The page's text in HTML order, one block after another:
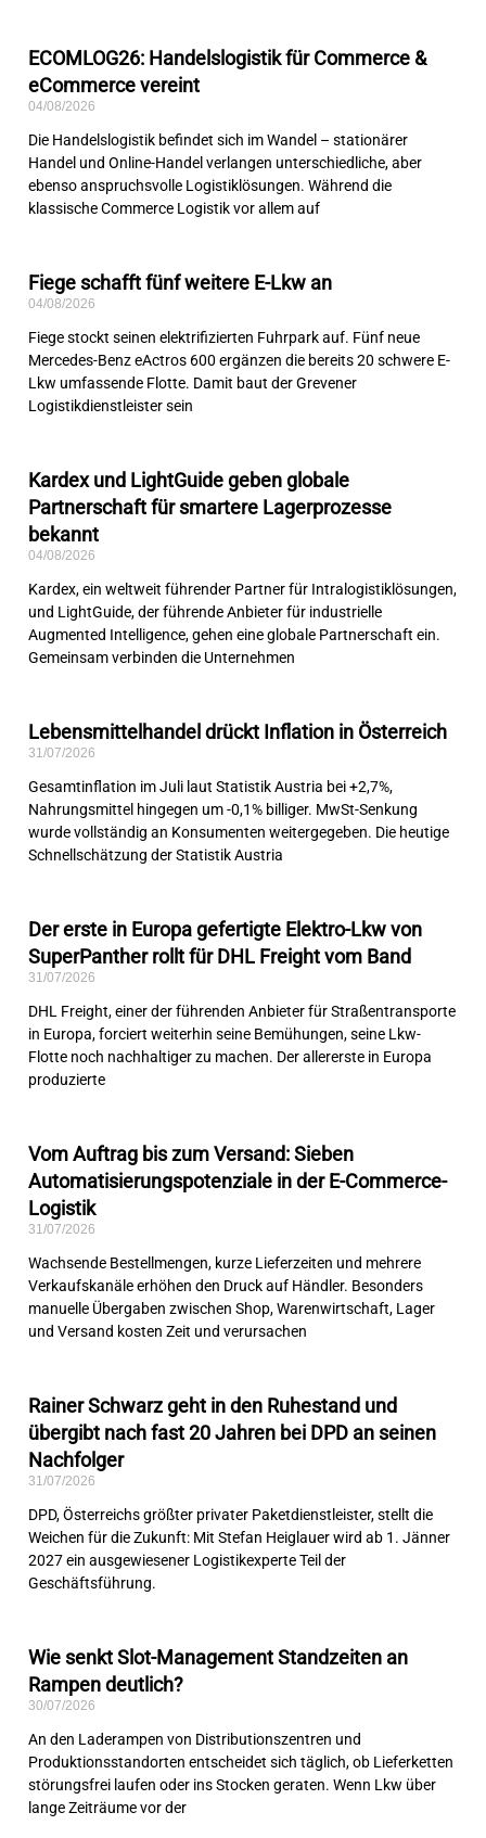
ECOMLOG26: Handelslogistik für Commerce &
eCommerce vereint
04/08/2026
Die Handelslogistik befindet sich im Wandel – stationärer
Handel und Online-Handel verlangen unterschiedliche, aber
ebenso anspruchsvolle Logistiklösungen. Während die
klassische Commerce Logistik vor allem auf
Fiege schafft fünf weitere E-Lkw an
04/08/2026
Fiege stockt seinen elektrifizierten Fuhrpark auf. Fünf neue
Mercedes-Benz eActros 600 ergänzen die bereits 20 schwere E-
Lkw umfassende Flotte. Damit baut der Grevener
Logistikdienstleister sein
Kardex und LightGuide geben globale
Partnerschaft für smartere Lagerprozesse
bekannt
04/08/2026
Kardex, ein weltweit führender Partner für Intralogistiklösungen,
und LightGuide, der führende Anbieter für industrielle
Augmented Intelligence, gehen eine globale Partnerschaft ein.
Gemeinsam verbinden die Unternehmen
Lebensmittelhandel drückt Inflation in Österreich
31/07/2026
Gesamtinflation im Juli laut Statistik Austria bei +2,7%,
Nahrungsmittel hingegen um -0,1% billiger. MwSt-Senkung
wurde vollständig an Konsumenten weitergegeben. Die heutige
Schnellschätzung der Statistik Austria
Der erste in Europa gefertigte Elektro-Lkw von
SuperPanther rollt für DHL Freight vom Band
31/07/2026
DHL Freight, einer der führenden Anbieter für Straßentransporte
in Europa, forciert weiterhin seine Bemühungen, seine Lkw-
Flotte noch nachhaltiger zu machen. Der allererste in Europa
produzierte
Vom Auftrag bis zum Versand: Sieben
Automatisierungspotenziale in der E-Commerce-
Logistik
31/07/2026
Wachsende Bestellmengen, kurze Lieferzeiten und mehrere
Verkaufskanäle erhöhen den Druck auf Händler. Besonders
manuelle Übergaben zwischen Shop, Warenwirtschaft, Lager
und Versand kosten Zeit und verursachen
Rainer Schwarz geht in den Ruhestand und
übergibt nach fast 20 Jahren bei DPD an seinen
Nachfolger
31/07/2026
DPD, Österreichs größter privater Paketdienstleister, stellt die
Weichen für die Zukunft: Mit Stefan Heiglauer wird ab 1. Jänner
2027 ein ausgewiesener Logistikexperte Teil der
Geschäftsführung.
Wie senkt Slot-Management Standzeiten an
Rampen deutlich?
30/07/2026
An den Laderampen von Distributionszentren und
Produktionsstandorten entscheidet sich täglich, ob Lieferketten
störungsfrei laufen oder ins Stocken geraten. Wenn Lkw über
lange Zeiträume vor der